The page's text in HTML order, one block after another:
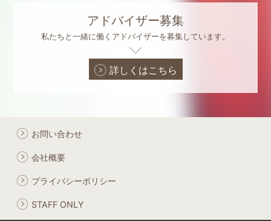
アドバイザー募集
私たちと一緒に働くアドバイザーを募集しています。
詳しくはこちら
お問い合わせ
会社概要
プライバシーポリシー
STAFF ONLY